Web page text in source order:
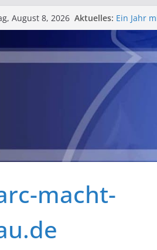
August 8, 2026 Aktuelles: Ein Jahr
Barlfest
Bessere
macht-